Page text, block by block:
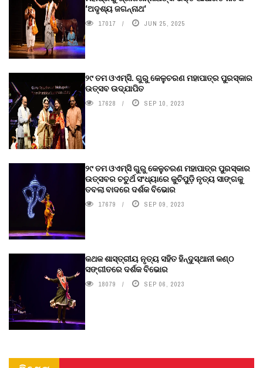
‘ଅଦୃଶ୍ୟ ଜଗନ୍ନାଥ‘
17017 JUN 25, 2025
୨୯ ତମ ଓଏମ୍‌ସି. ଗୁରୁ କେଳୁଚରଣ ମହାପାତ୍ର ପୁରସ୍କାର
ଉତ୍ସବ ଉଦ୍‍ଯାପିତ
17628 SEP 10, 2023
୨୯ ତମ ଓଏମ୍‌ସି ଗୁରୁ କେଳୁଚରଣ ମହାପାତ୍ର ପୁରସ୍କାର
ଉତ୍ସବର ଚତୁର୍ଥ ସଂଧ୍ୟାରେ କୁଚିପୁଡ଼ି ନୃତ୍ୟ ସାଙ୍ଗକୁ
ତବଲା ବାଦରେ ଦର୍ଶକ ବିଭୋର
17679 SEP 09, 2023
କଥକ ଶାସ୍ତ୍ରୀୟ ନୃତ୍ୟ ସହିତ ହିନ୍ଦୁସ୍ଥାନୀ କଣ୍ଠ
ସଙ୍ଗୀତରେ ଦର୍ଶକ ବିଭୋର
18079 SEP 06, 2023